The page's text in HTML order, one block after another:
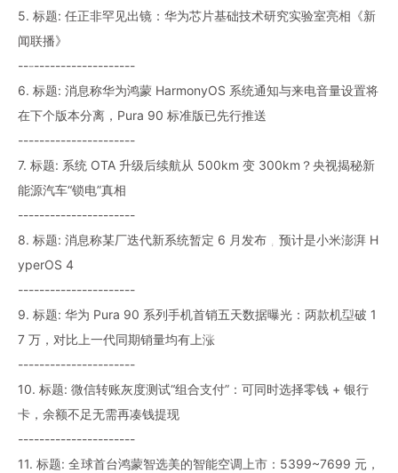
5. 标题: 任正非罕见出镜：华为芯片基础技术研究实验室亮相《新
闻联播》
----------------------
6. 标题: 消息称华为鸿蒙 HarmonyOS 系统通知与来电音量设置将
在下个版本分离，Pura 90 标准版已先行推送
----------------------
7. 标题: 系统 OTA 升级后续航从 500km 变 300km？央视揭秘新
能源汽车“锁电”真相
----------------------
8. 标题: 消息称某厂迭代新系统暂定 6 月发布，预计是小米澎湃 H
yperOS 4
----------------------
9. 标题: 华为 Pura 90 系列手机首销五天数据曝光：两款机型破 1
7 万，对比上一代同期销量均有上涨
----------------------
10. 标题: 微信转账灰度测试“组合支付”：可同时选择零钱 + 银行
卡，余额不足无需再凑钱提现
----------------------
11. 标题: 全球首台鸿蒙智选美的智能空调上市：5399~7699 元，